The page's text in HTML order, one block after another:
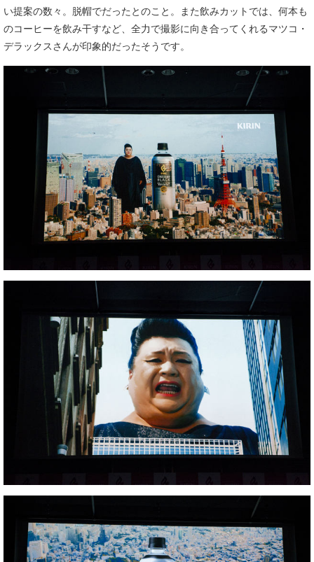
い提案の数々。脱帽でだったとのこと。また飲みカットでは、何本も
のコーヒーを飲み干すなど、全力で撮影に向き合ってくれるマツコ・
デラックスさんが印象的だったそうです。